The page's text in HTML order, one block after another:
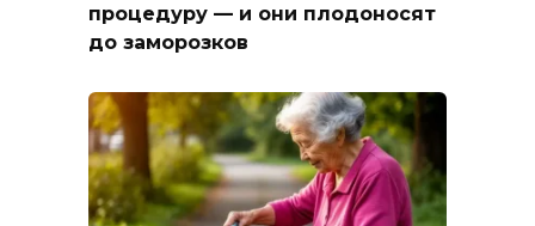
процедуру — и они плодоносят
до заморозков